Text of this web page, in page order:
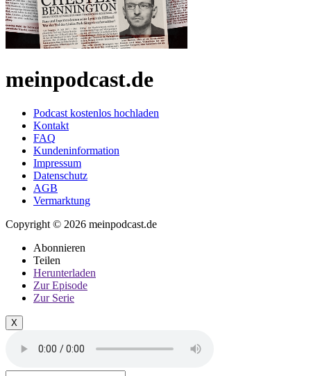
meinpodcast.de
Podcast kostenlos hochladen
Kontakt
FAQ
Kundeninformation
Impressum
Datenschutz
AGB
Vermarktung
Copyright © 2026 meinpodcast.de
Abonnieren
Teilen
Herunterladen
Zur Episode
Zur Serie
X